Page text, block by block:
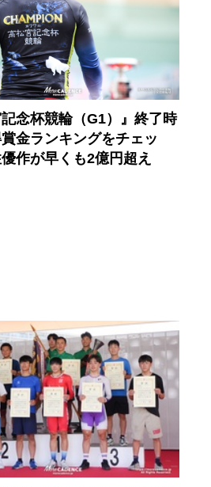
記念杯競輪（G1）』終了時
金ランキングをチェッ
作が早くも2億円超え